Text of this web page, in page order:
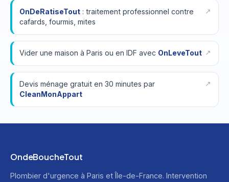
OnDeRatiseTout: traitement professionnel contre
cafards, fourmis, mites
Vider une maison à Paris ou en IDF avec OnLeveTout
Devis ménage gratuit en 30 minutes par
CleanMonAppart
OndeBoucheTout
Plombier d'urgence à Paris et Île-de-France. Intervention